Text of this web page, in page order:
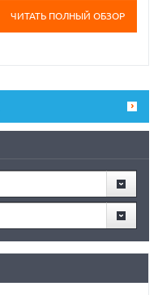
ЧИТАТЬ ПОЛНЫЙ ОБЗОР